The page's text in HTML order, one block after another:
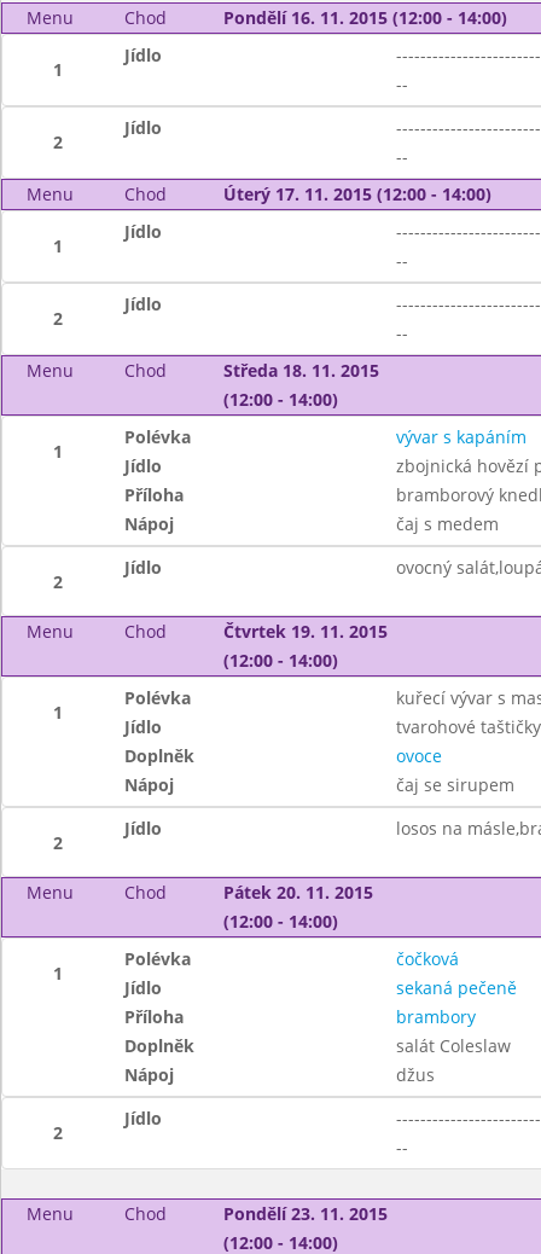
Menu Chod Pondělí 16. 11. 2015 (12:00 - 14:00)
1
Jídlo
--
2
Jídlo
--
Menu
Chod Úterý 17. 11. 2015 (12:00 - 14:00)
1
Jídlo
--
2
Jídlo
--
Menu
Chod
Středa 18. 11. 2015
(12:00 - 14:00)
1
Polévka
vývar s kapáním
Jídlo
zbojnická hovězí
Příloha
bramborový
Nápoj
čaj s medem
2
Jídlo ovocný
Menu Chod
Čtvrtek 19. 11. 2015
(12:00 - 14:00)
1
Polévka
kuřecí vývar s
Jídlo
tvarohové
Doplněk
ovoce
Nápoj
čaj se sirupem
2
Jídlo losos na
Menu Chod
Pátek 20. 11. 2015
(12:00 - 14:00)
1
Polévka
čočková
Jídlo
sekaná pečeně
Příloha
brambory
Doplněk
salát Coleslaw
Nápoj
džus
2
Jídlo
--
Menu Chod
Pondělí 23. 11. 2015
(12:00 - 14:00)